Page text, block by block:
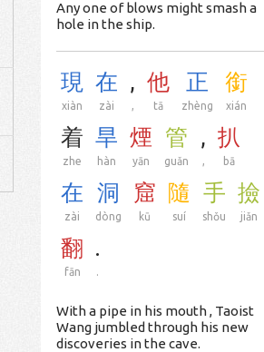
Any one of blows might smash a
hole in the ship.
現
xiàn
在
zài
,
,
他
tā
正
zhèng
銜
xián
着
zhe
旱
hàn
煙
yān
管
guǎn
,
,
扒
bā
在
zài
洞
dòng
窟
kū
隨
suí
手
shǒu
撿
jiǎn
翻
fān
.
.
With a pipe in his mouth , Taoist
Wang jumbled through his new
discoveries in the cave.